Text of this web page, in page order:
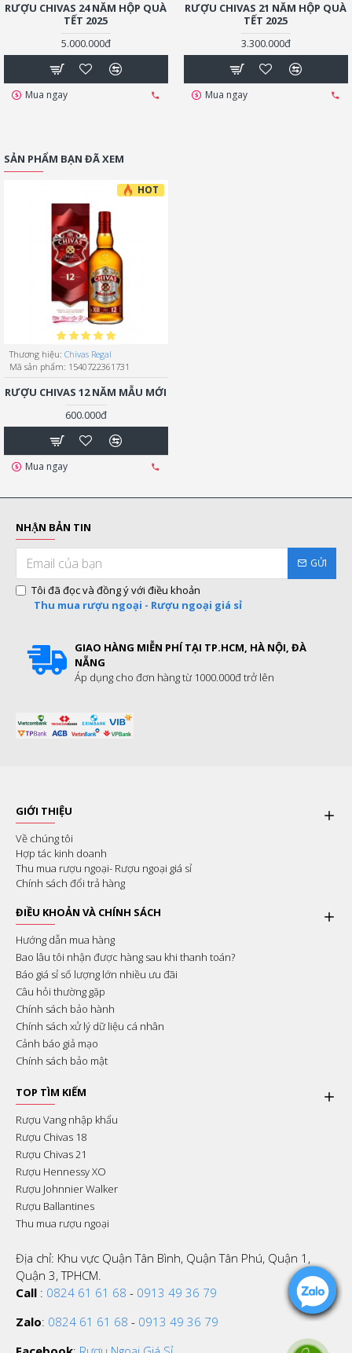
RƯỢU CHIVAS 24 NĂM HỘP QUÀ
TẾT 2025
5.000.000đ
Mua ngay
RƯỢU CHIVAS 21 NĂM HỘP QUÀ
TẾT 2025
3.300.000đ
Mua ngay
SẢN PHẨM BẠN ĐÃ XEM
HOT
Thương hiệu: Chivas Regal
Mã sản phẩm: 1540722361731
RƯỢU CHIVAS 12 NĂM MẪU MỚI
600.000đ
Mua ngay
NHẬN BẢN TIN
GỬI
Tôi đã đọc và đồng ý với điều khoản
Thu mua rượu ngoại - Rượu ngoại giá sỉ
GIAO HÀNG MIỄN PHÍ TẠI TP.HCM, HÀ NỘI, ĐÀ
NẴNG
Áp dụng cho đơn hàng từ 1000.000đ trở lên
GIỚI THIỆU
Về chúng tôi
Hợp tác kinh doanh
Thu mua rượu ngoại- Rượu ngoại giá sỉ
Chính sách đổi trả hàng
ĐIỀU KHOẢN VÀ CHÍNH SÁCH
Hướng dẫn mua hàng
Bao lâu tôi nhận được hàng sau khi thanh toán?
Báo giá sỉ số lượng lớn nhiều ưu đãi
Câu hỏi thường gặp
Chính sách bảo hành
Chính sách xử lý dữ liệu cá nhân
Cảnh báo giả mạo
Chính sách bảo mật
TOP TÌM KIẾM
Rượu Vang nhập khẩu
Rượu Chivas 18
Rượu Chivas 21
Rượu Hennessy XO
Rượu Johnnier Walker
Rượu Ballantines
Thu mua rượu ngoại
Địa chỉ: Khu vực Quận Tân Bình, Quận Tân Phú, Quận 1,
Quận 3, TPHCM.
Call : 0824 61 61 68 - 0913 49 36 79
Zalo: 0824 61 61 68 - 0913 49 36 79